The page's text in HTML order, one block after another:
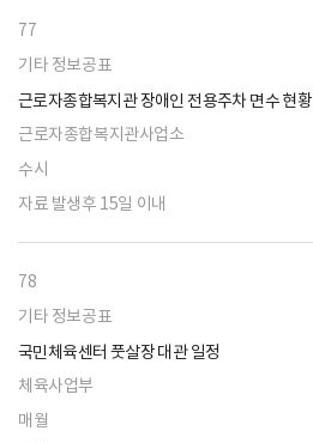
77
기타 정보공표
근로자종합복지관 장애인 전용주차 면수 현황
근로자종합복지관사업소
수시
자료 발생후 15일 이내
78
기타 정보공표
국민체육센터 풋살장 대관 일정
체육사업부
매월